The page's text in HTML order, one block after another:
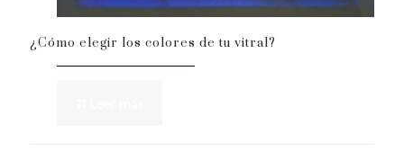
¿Cómo elegir los colores de tu vitral?